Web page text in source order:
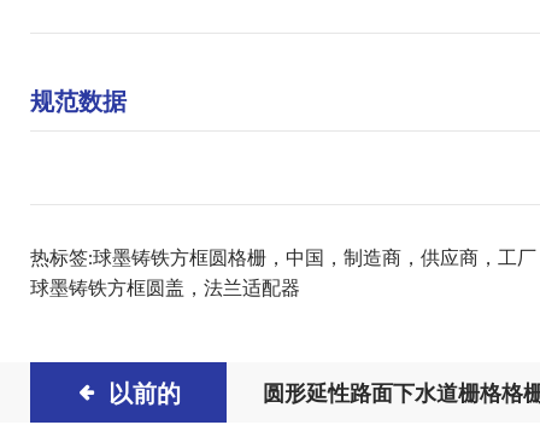
规范数据
热标签:球墨铸铁方框圆格栅，中国，制造商，供应商，工
球墨铸铁方框圆盖 ， 法兰适配器
以前的 圆形延性路面下水道栅格格